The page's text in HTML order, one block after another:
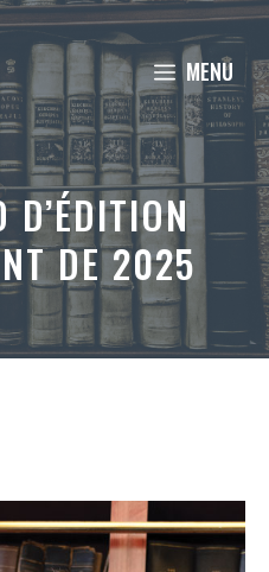
MENU
D’ÉDITION
DE 2025